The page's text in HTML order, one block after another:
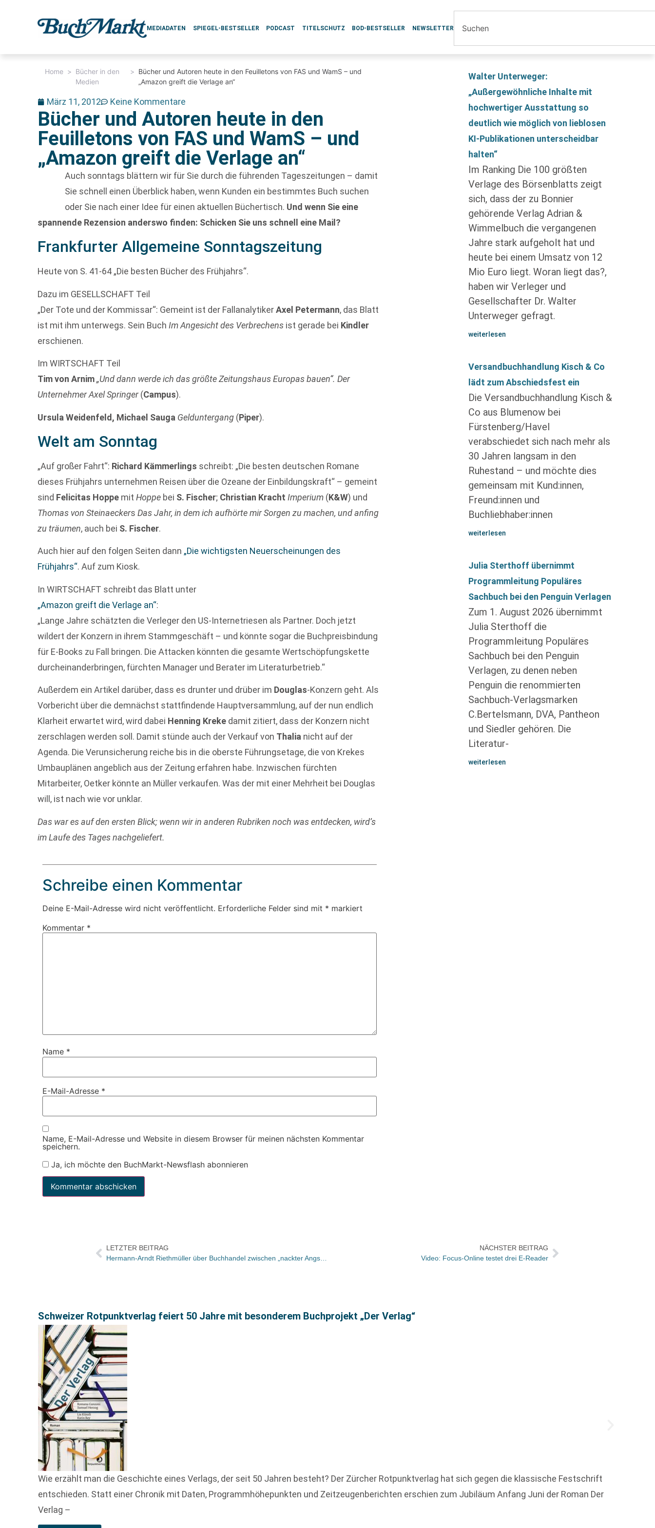
MEDIADATEN SPIEGEL-BESTSELLER PODCAST TITELSCHUTZ BOD-BESTSELLER NEWSLETTER
Home > Bücher in den
Medien
> Bücher und Autoren heute in den Feuilletons von FAS und WamS – und
„Amazon greift die Verlage an“
März 11, 2012 Keine Kommentare
Bücher und Autoren heute in den
Feuilletons von FAS und WamS – und
„Amazon greift die Verlage an“
Auch sonntags blättern wir für Sie durch die führenden Tageszeitungen – damit
Sie schnell einen Überblick haben, wenn Kunden ein bestimmtes Buch suchen
oder Sie nach einer Idee für einen aktuellen Büchertisch. Und wenn Sie eine
spannende Rezension anderswo finden: Schicken Sie uns schnell eine Mail?
Frankfurter Allgemeine Sonntagszeitung
Heute von S. 41-64 „Die besten Bücher des Frühjahrs“.
Dazu im GESELLSCHAFT Teil
„Der Tote und der Kommissar“: Gemeint ist der FallanalytikerAxel Petermann, das Blatt
ist mit ihm unterwegs. Sein Buch Im Angesicht des Verbrechens ist gerade bei Kindler
erschienen.
Im WIRTSCHAFT Teil
Tim von Arnim „Und dann werde ich das größte Zeitungshaus Europas bauen“. Der
Unternehmer Axel Springer(Campus).
Ursula Weidenfeld, Michael Sauga Gelduntergang (Piper).
Welt am Sonntag
„Auf großer Fahrt“: Richard Kämmerlings schreibt: „Die besten deutschen Romane
dieses Frühjahrs unternehmen Reisen über die Ozeane der Einbildungskraft“ – gemeint
sind Felicitas Hoppe mitHoppe bei S. Fischer; Christian Kracht Imperium (K&W) und
Thomas von SteinaeckersDas Jahr, in dem ich aufhörte mir Sorgen zu machen, und anfing
zu träumen, auch bei S. Fischer.
Auch hier auf den folgen Seiten dann „Die wichtigsten Neuerscheinungen des
Frühjahrs“. Auf zum Kiosk.
In WIRTSCHAFT schreibt das Blatt unter
„Amazon greift die Verlage an“:
„Lange Jahre schätzten die Verleger den US-Internetriesen als Partner. Doch jetzt
wildert der Konzern in ihrem Stammgeschäft – und könnte sogar die Buchpreisbindung
für E-Books zu Fall bringen. Die Attacken könnten die gesamte Wertschöpfungskette
durcheinanderbringen, fürchten Manager und Berater im Literaturbetrieb.“
Außerdem ein Artikel darüber, dass es drunter und drüber im Douglas-Konzern geht. Als
Vorbericht über die demnächst stattfindende Hauptversammlung, auf der nun endlich
Klarheit erwartet wird, wird dabei Henning Kreke damit zitiert, dass der Konzern nicht
zerschlagen werden soll. Damit stünde auch der Verkauf von Thalia nicht auf der
Agenda. Die Verunsicherung reiche bis in die oberste Führungsetage, die von Krekes
Umbauplänen angeblich aus der Zeitung erfahren habe. Inzwischen fürchten
Mitarbeiter, Oetker könnte an Müller verkaufen. Was der mit einer Mehrheit bei Douglas
will, ist nach wie vor unklar.
Das war es auf den ersten Blick; wenn wir in anderen Rubriken noch was entdecken, wird’s
im Laufe des Tages nachgeliefert.
Schreibe einen Kommentar
Deine E-Mail-Adresse wird nicht veröffentlicht. Erforderliche Felder sind mit * markiert
Kommentar *
Name *
E-Mail-Adresse *
Name, E-Mail-Adresse und Website in diesem Browser für meinen nächsten Kommentar
speichern.
Ja, ich möchte den BuchMarkt-Newsflash abonnieren
Walter Unterweger:
„Außergewöhnliche Inhalte mit
hochwertiger Ausstattung so
deutlich wie möglich von lieblosen
KI-Publikationen unterscheidbar
halten“
Im Ranking Die 100 größten
Verlage des Börsenblatts zeigt
sich, dass der zu Bonnier
gehörende Verlag Adrian &
Wimmelbuch die vergangenen
Jahre stark aufgeholt hat und
heute bei einem Umsatz von 12
Mio Euro liegt. Woran liegt das?,
haben wir Verleger und
Gesellschafter Dr. Walter
Unterweger gefragt.
weiterlesen
Versandbuchhandlung Kisch & Co
lädt zum Abschiedsfest ein
Die Versandbuchhandlung Kisch &
Co aus Blumenow bei
Fürstenberg/Havel
verabschiedet sich nach mehr als
30 Jahren langsam in den
Ruhestand – und möchte dies
gemeinsam mit Kund:innen,
Freund:innen und
Buchliebhaber:innen
weiterlesen
Julia Sterthoff übernimmt
Programmleitung Populäres
Sachbuch bei den Penguin Verlagen
Zum 1. August 2026 übernimmt
Julia Sterthoff die
Programmleitung Populäres
Sachbuch bei den Penguin
Verlagen, zu denen neben
Penguin die renommierten
Sachbuch-Verlagsmarken
C.Bertelsmann, DVA, Pantheon
und Siedler gehören. Die
Literatur-
weiterlesen
LETZTER BEITRAG
NÄCHSTER BEITRAG
Video: Focus-Online testet drei E-Reader
Schweizer Rotpunktverlag feiert 50 Jahre mit besonderem Buchprojekt „Der Verlag“
Wie erzählt man die Geschichte eines Verlags, der seit 50 Jahren besteht? Der Zürcher Rotpunktverlag hat sich gegen die klassische Festschrift
entschieden. Statt einer Chronik mit Daten, Programmhöhepunkten und Zeitzeugenberichten erschien zum Jubiläum Anfang Juni der Roman Der
Verlag –